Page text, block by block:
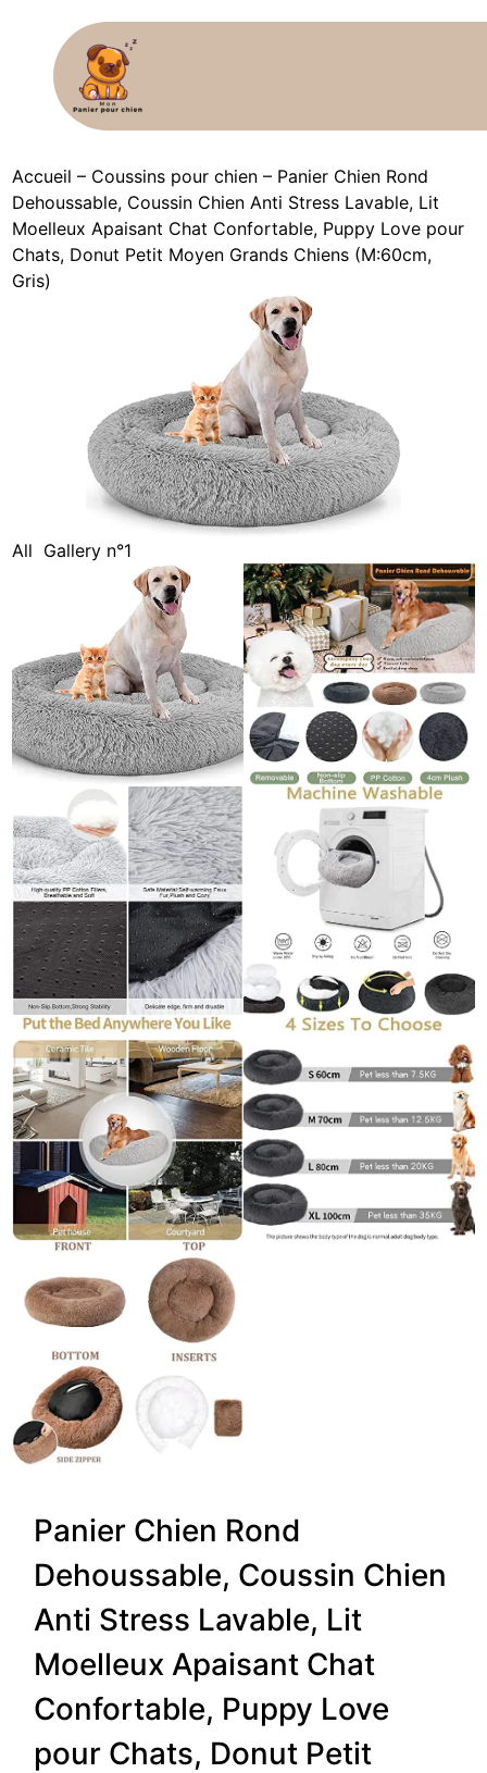
Accueil – Coussins pour chien – Panier Chien Rond
Dehoussable, Coussin Chien Anti Stress Lavable, Lit
Moelleux Apaisant Chat Confortable, Puppy Love pour
Chats, Donut Petit Moyen Grands Chiens (M:60cm,
Gris)
All Gallery n°1
Panier Chien Rond
Dehoussable, Coussin Chien
Anti Stress Lavable, Lit
Moelleux Apaisant Chat
Confortable, Puppy Love
pour Chats, Donut Petit